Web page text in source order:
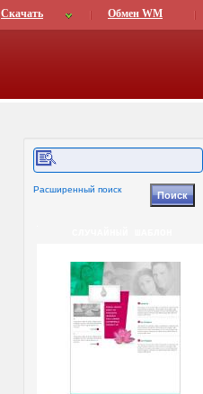
Скачать Обмен WM
Расширенный поиск